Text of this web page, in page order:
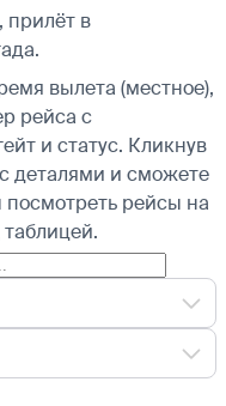
прилёт в
вылета (местное),
рейса с
и статус. Кликнув
деталями и сможете
посмотреть рейсы на